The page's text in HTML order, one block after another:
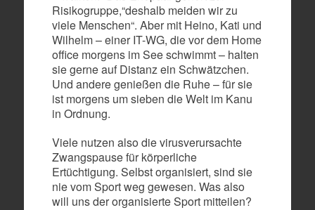
Risikogruppe,“deshalb meiden wir zu
viele Menschen“. Aber mit Heino, Kati und
Wilhelm – einer IT-WG, die vor dem Home
office morgens im See schwimmt – halten
sie gerne auf Distanz ein Schwätzchen.
Und andere genießen die Ruhe – für sie
ist morgens um sieben die Welt im Kanu
in Ordnung.
Viele nutzen also die virusverursachte
Zwangspause für körperliche
Ertüchtigung. Selbst organisiert, sind sie
nie vom Sport weg gewesen. Was also
will uns der organisierte Sport mitteilen?